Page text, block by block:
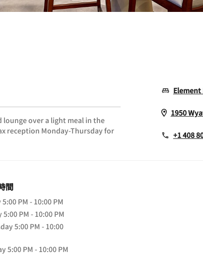
over a light meal in the
reception Monday-Thursday for
1950
+1 408
間
5:00 PM - 10:00 PM
5:00 PM - 10:00 PM
5:00 PM - 10:00
5:00 PM - 10:00 PM